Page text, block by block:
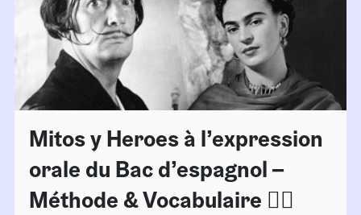
Mitos y Heroes à l’expression
orale du Bac d’espagnol –
Méthode & Vocabulaire 🧚‍♂️